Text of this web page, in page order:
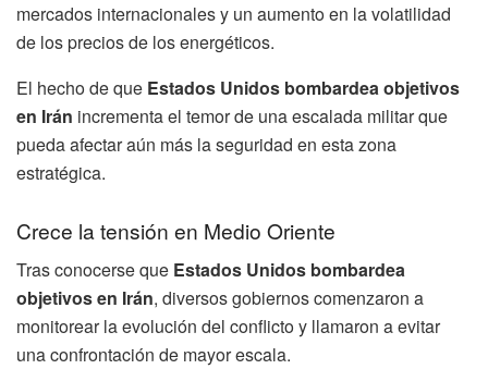
mercados internacionales y un aumento en la volatilidad
de los precios de los energéticos.
El hecho de que Estados Unidos bombardea objetivos
en Irán incrementa el temor de una escalada militar que
pueda afectar aún más la seguridad en esta zona
estratégica.
Crece la tensión en Medio Oriente
Tras conocerse que Estados Unidos bombardea
objetivos en Irán, diversos gobiernos comenzaron a
monitorear la evolución del conflicto y llamaron a evitar
una confrontación de mayor escala.